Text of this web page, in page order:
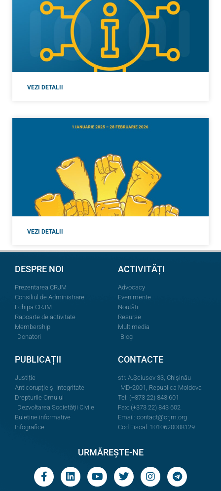
VEZI DETALII
VEZI DETALII
DESPRE NOI
Prezentarea CRJM
Consiliul de Administrare
Echipa CRJM
Rapoarte de activitate
Membership
Donatori
ACTIVITĂȚI
Advocacy
Evenimente
Noutăți
Resurse
Multimedia
Blog
PUBLICAȚII
Justiție
Anticorupție și Integritate
Drepturile Omului
Dezvoltarea Societății Civile
Buletine informative
Infografice
CONTACTE
str. A.Şciusev 33, Chișinău
MD-2001, Republica Moldova
Tel: (+373 22) 843 601
Fax: (+373 22) 843 602
Email: contact@crjm.org
Cod Fiscal: 1010620008129
URMĂREȘTE-NE